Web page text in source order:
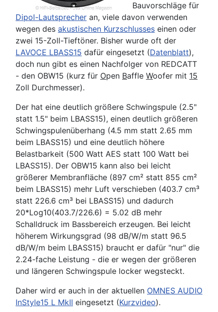
Bauvorschläge für
Dipol-Lautsprecher an, viele davon verwenden
wegen des akustischen Kurzschlusses einen oder
zwei 15-Zoll-Tieftöner. Bisher wurde oft der
LAVOCE LBASS15 dafür eingesetzt (Datenblatt),
doch nun gibt es einen Nachfolger von REDCATT
- den OBW15 (kurz für Open Baffle Woofer mit 15
Zoll Durchmesser).
Der hat eine deutlich größere Schwingspule (2.5"
statt 1.5" beim LBASS15), einen deutlich größeren
Schwingspulenüberhang (4.5 mm statt 2.65 mm
beim LBASS15) und eine deutlich höhere
Belastbarkeit (500 Watt AES statt 100 Watt bei
LBASS15). Der OBW15 kann also bei leicht
größerer Membranfläche (897 cm² statt 855 cm²
beim LBASS15) mehr Luft verschieben (403.7 cm³
statt 226.6 cm³ bei LBASS15) und dadurch
20*Log10(403.7/226.6) = 5.02 dB mehr
Schalldruck im Bassbereich erzeugen. Bei leicht
höherem Wirkungsgrad (98 dB/W/m statt 96.5
dB/W/m beim LBASS15) braucht er dafür "nur" die
2.24-fache Leistung - die er wegen der größeren
und längeren Schwingspule locker wegsteckt.
Daher wird er auch in der aktuellen OMNES AUDIO
InStyle15 L MkII eingesetzt (Kurzvideo).